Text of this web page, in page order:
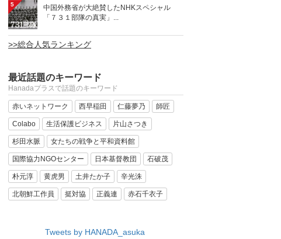
5
中国外務省が大絶賛したNHKスペシャル
「７３１部隊の真実」...
>>総合人気ランキング
最近話題のキーワード
Hanadaプラスで話題のキーワード
赤いネットワーク 西早稲田 仁藤夢乃 師匠
Colabo 生活保護ビジネス 片山さつき
杉田水脈 女たちの戦争と平和資料館
国際協力NGOセンター 日本基督教団 石破茂
朴元淳 黄虎男 土井たか子 辛光洙
北朝鮮工作員 挺対協 正義連 赤石千衣子
Tweets by HANADA_asuka